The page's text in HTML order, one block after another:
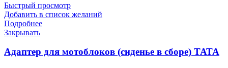
Быстрый просмотр
Добавить в список желаний
Подробнее
Закрывать
Адаптер для мотоблоков (сиденье в сборе) ТАТА